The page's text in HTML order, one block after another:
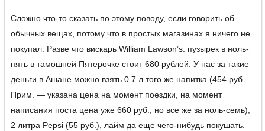
Сложно что-то сказать по этому поводу, если говорить об
обычных вещах, потому что в простых магазинах я ничего не
покупал. Разве что вискарь William Lawson’s: пузырек в ноль-
пять в тамошней Пятерочке стоит 680 рублей. У нас за такие
деньги в Ашане можно взять 0.7 л того же напитка (454 руб.
Прим. — указана цена на момент поездки, на момент
написания поста цена уже 660 руб., но все же за ноль-семь),
2 литра Pepsi (55 руб.), лайм да еще чего-нибудь покушать.